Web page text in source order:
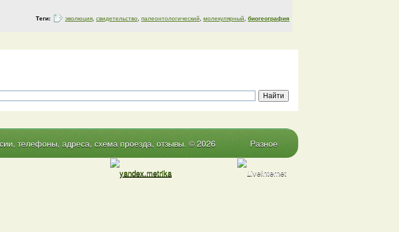
Теги: эволюция, свидетельство, палеонтологический, молекулярный, биогеография
телефоны, адреса, схема проезда, отзывы. © 2026 Разное